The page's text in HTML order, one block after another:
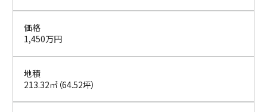
価格
1,450万円
地積
213.32㎡（64.52坪）